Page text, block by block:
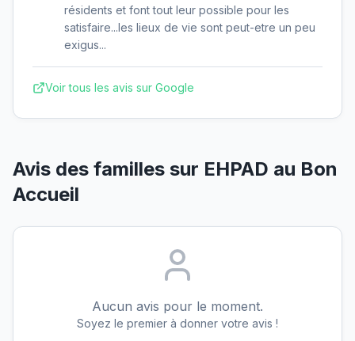
résidents et font tout leur possible pour les
satisfaire...les lieux de vie sont peut-etre un peu
exigus...
Voir tous les avis sur Google
Avis des familles sur EHPAD au Bon
Accueil
Aucun avis pour le moment.
Soyez le premier à donner votre avis !